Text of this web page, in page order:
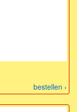
bestellen ›